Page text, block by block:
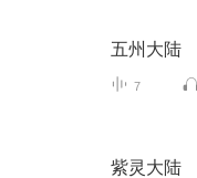
五州大陆
7
紫灵大陆